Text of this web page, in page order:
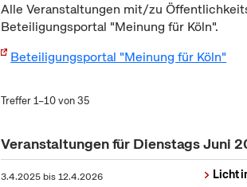
Alle Veranstaltungen mit/zu
Beteiligungsportal "Meinung für Köln".
Beteiligungsportal "Meinung für Köln"
Treffer 1–10 von 35
Veranstaltungen für Dienstags Juni
3.4.2025 bis12.4.2026
Licht